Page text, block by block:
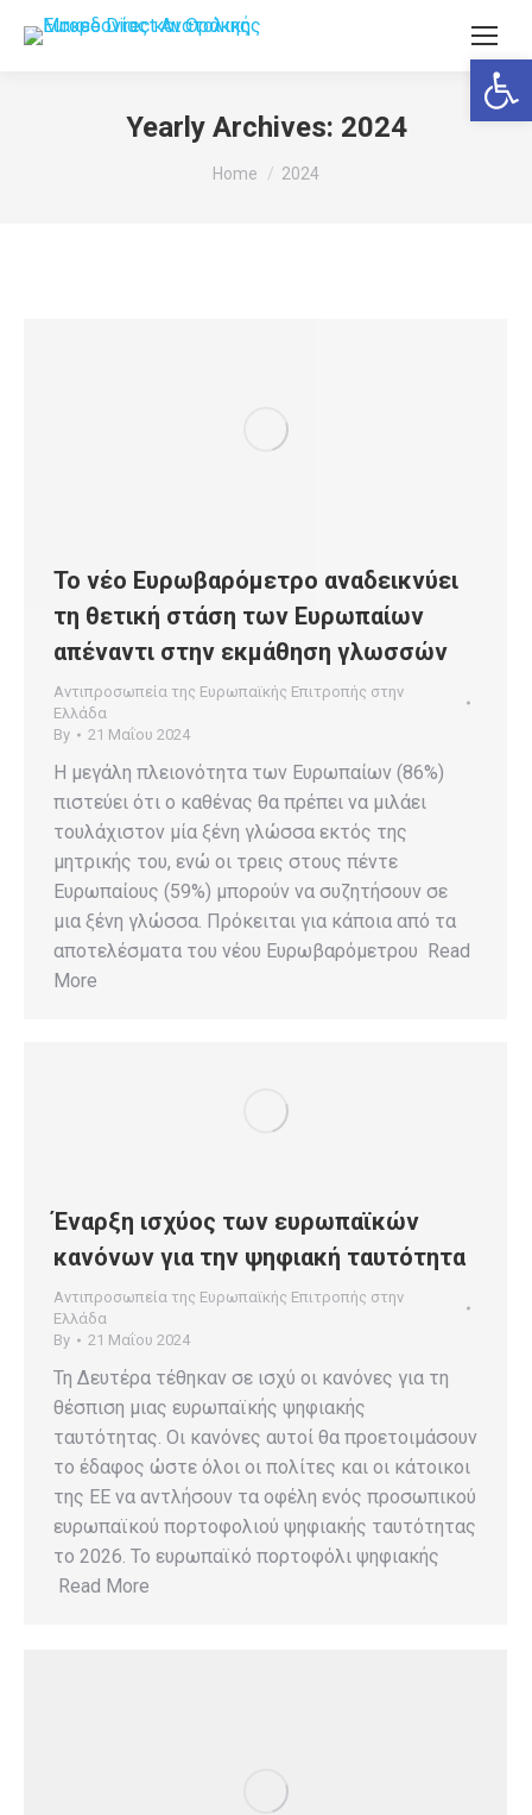
Yearly Archives: 2024
You are here:
Home 2024
To νέο Ευρωβαρόμετρο αναδεικνύει
τη θετική στάση των Ευρωπαίων
απέναντι στην εκμάθηση γλωσσών
Αντιπροσωπεία της Ευρωπαϊκής Επιτροπής στην
Ελλάδα
By
21 Μαΐου 2024
Η μεγάλη πλειονότητα των Ευρωπαίων (86%)
πιστεύει ότι ο καθένας θα πρέπει να μιλάει
τουλάχιστον μία ξένη γλώσσα εκτός της
μητρικής του, ενώ οι τρεις στους πέντε
Ευρωπαίους (59%) μπορούν να συζητήσουν σε
μια ξένη γλώσσα. Πρόκειται για κάποια από τα
αποτελέσματα του νέου Ευρωβαρόμετρου Read
More
Έναρξη ισχύος των ευρωπαϊκών
κανόνων για την ψηφιακή ταυτότητα
Αντιπροσωπεία της Ευρωπαϊκής Επιτροπής στην
Ελλάδα
By
21 Μαΐου 2024
Τη Δευτέρα τέθηκαν σε ισχύ οι κανόνες για τη
θέσπιση μιας ευρωπαϊκής ψηφιακής
ταυτότητας. Οι κανόνες αυτοί θα προετοιμάσουν
το έδαφος ώστε όλοι οι πολίτες και οι κάτοικοι
της ΕΕ να αντλήσουν τα οφέλη ενός προσωπικού
ευρωπαϊκού πορτοφολιού ψηφιακής ταυτότητας
το 2026. Το ευρωπαϊκό πορτοφόλι ψηφιακής
Read More